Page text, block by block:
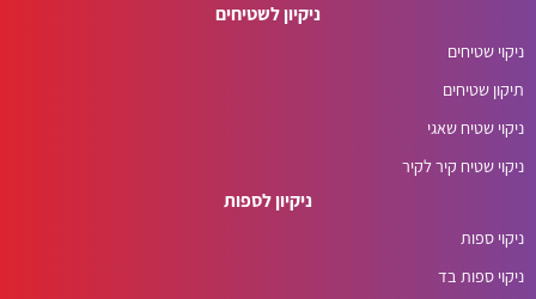
ניקיון לשטיחים
ניקוי שטיחים
תיקון שטיחים
ניקוי שטיח שאגי
ניקוי שטיח קיר לקיר
ניקיון לספות
ניקוי ספות
ניקוי ספות בד